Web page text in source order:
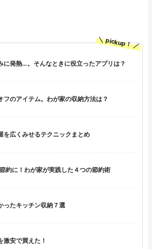
pickup！
に発熱…。そんなときに役立ったアプリは？
フのアイテム。わが家の収納方法は？
を広くみせるテクニックまとめ
約に！わが家が実践した４つの節約術
ったキッチン収納７選
激安で買えた！